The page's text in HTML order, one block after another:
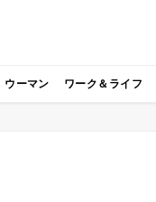
ウーマン ワーク＆ライフ